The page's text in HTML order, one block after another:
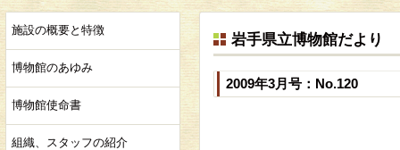
施設の概要と特徴
博物館のあゆみ
博物館使命書
組織、スタッフの紹介
岩手県立博物館だより
2009年3月号：No.120